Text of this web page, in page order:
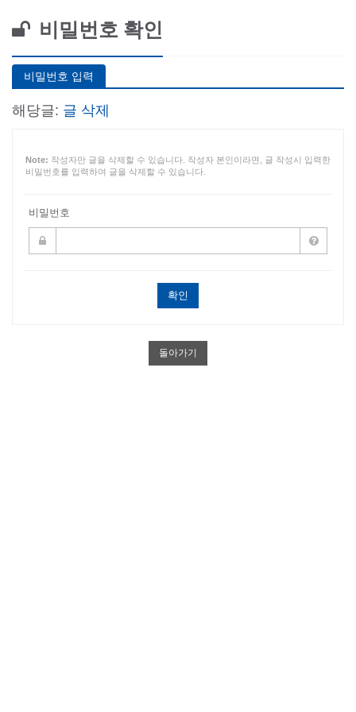
비밀번호 확인
비밀번호 입력
해당글: 글 삭제
Note: 작성자만 글을 삭제할 수 있습니다. 작성자 본인이라면, 글 작성시 입력한
비밀번호를 입력하여 글을 삭제할 수 있습니다.
비밀번호
돌아가기